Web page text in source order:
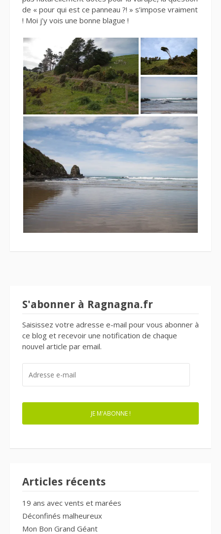
de « pour qui est ce panneau ?! » s’impose vraiment
! Moi j’y vois une bonne blague !
S'abonner à Ragnagna.fr
Saisissez votre adresse e-mail pour vous abonner à
ce blog et recevoir une notification de chaque
nouvel article par email.
MAIL
JE M'ABONNE !
Articles récents
19 ans avec vents et marées
Déconfinés malheureux
Mon Bon Grand Géant